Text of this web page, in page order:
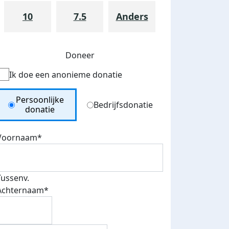
10 7.5 Anders
Doneer
Ik doe een anonieme donatie
Donation Type
Persoonlijke
donatie
Bedrijfsdonatie